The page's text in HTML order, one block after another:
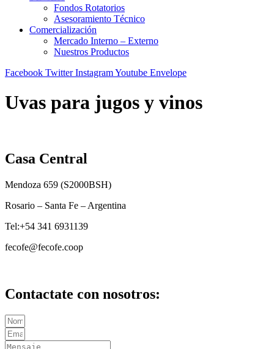
Fondos Rotatorios
Asesoramiento Técnico
Comercialización
Mercado Interno – Externo
Nuestros Productos
Facebook Twitter InstagramYoutube Envelope
Uvas para jugos y vinos
Casa Central
Mendoza 659 (S2000BSH)
Rosario – Santa Fe – Argentina
Tel:+54 341 6931139
fecofe@fecofe.coop
Contactate con nosotros: